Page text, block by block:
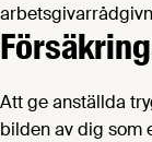
Att ge anställda
bilden av dig som